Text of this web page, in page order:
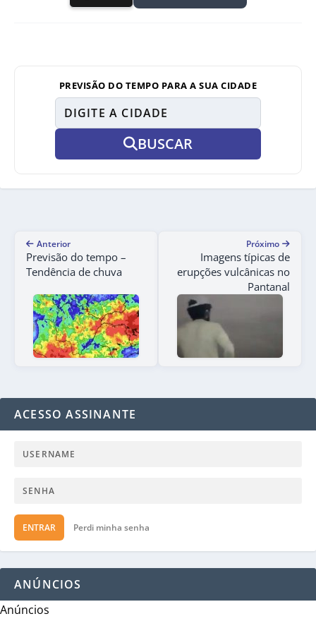
PREVISÃO DO TEMPO PARA A SUA CIDADE
BUSCAR
Anterior
Previsão do tempo –
Tendência de chuva
Próximo
Imagens típicas de
erupções vulcânicas no
Pantanal
ACESSO ASSINANTE
ENTRAR Perdi minha senha
ANÚNCIOS
Anúncios